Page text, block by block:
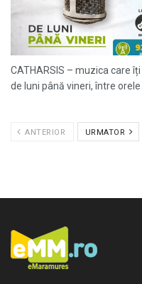
CATHARSIS – muzica care
de luni până vineri, între orele
ANTERIOR URMATOR